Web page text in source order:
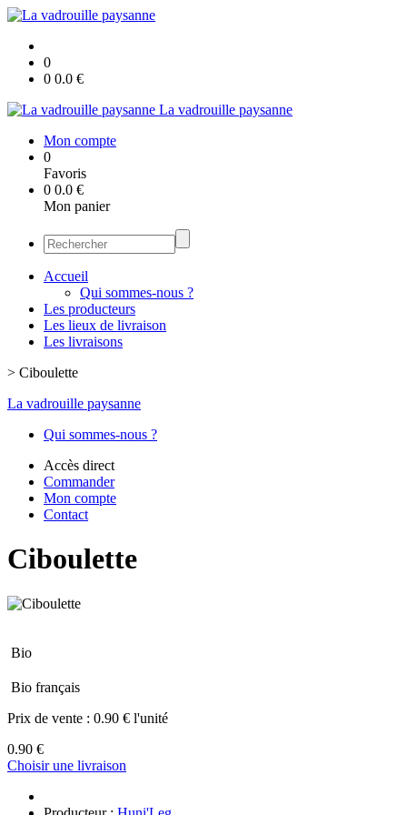
0
0 0.0 €
La vadrouille paysanne
Mon compte
0
Favoris
0 0.0 €
Mon panier
Accueil
Qui sommes-nous ?
Les producteurs
Les lieux de livraison
Les livraisons
> Ciboulette
La vadrouille paysanne
Qui sommes-nous ?
Accès direct
Commander
Mon compte
Contact
Ciboulette
Bio
Bio français
Prix de vente : 0.90 € l'unité
0.90 €
Choisir une livraison